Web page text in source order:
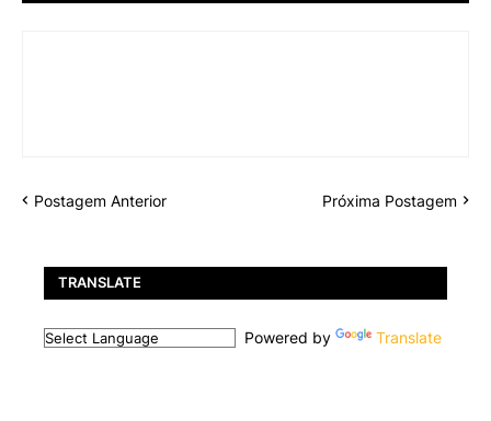
Postagem Anterior Próxima Postagem
TRANSLATE
Powered by Translate